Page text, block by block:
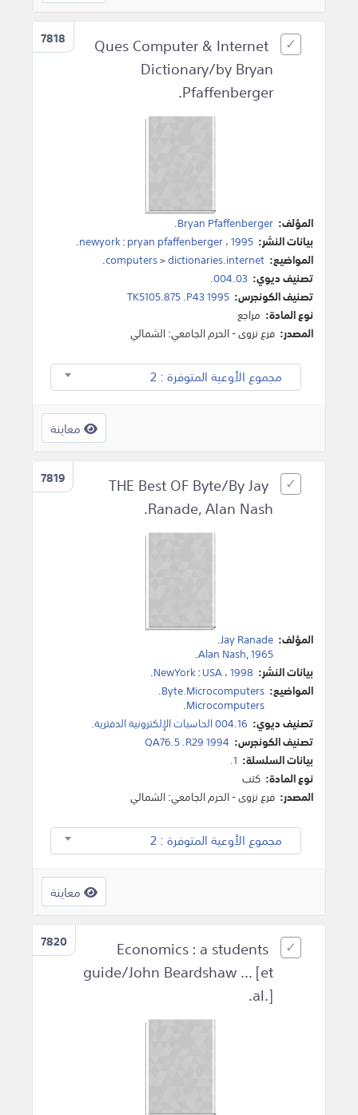
7818
Ques Computer & Internet
Dictionary/by Bryan
Pfaffenberger.
المؤلف: Bryan Pfaffenberger
.
بيانات النشر:
newyork:pryan pfaffenberger،1995
.
المواضيع:
computers>dictionaries.internet
.
تصنيف ديوي: 004.03.
تصنيف الكونجرس: TK5105.875 .P43 1995
نوع المادة: مراجع
المصدر: فرع نزوى - الحرم الجامعي: الشمالي
مجموع الأوعية المتوفرة : 2
معاينة
7819
THE Best OF Byte/By Jay
Ranade, Alan Nash.
المؤلف: Jay Ranade
.
Alan Nash,1965
.
بيانات النشر:
NewYork:USA،1998
.
المواضيع: Byte.Microcomputers
.
Microcomputers
.
تصنيف ديوي: 004.16 الحاسبات الإلكترونية الدفترية.
تصنيف الكونجرس: QA76.5 .R29 1994
بيانات السلسلة: 1.
نوع المادة: كتب
المصدر: فرع نزوى - الحرم الجامعي: الشمالي
مجموع الأوعية المتوفرة : 2
معاينة
7820
Economics : a students
guide/John Beardshaw ... [et
al.].